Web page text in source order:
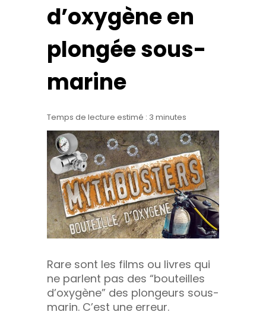
d’oxygène en
plongée sous-
marine
Temps de lecture estimé : 3 minutes
Rare sont les films ou livres qui
ne parlent pas des “bouteilles
d’oxygène” des plongeurs sous-
marin. C’est une erreur.